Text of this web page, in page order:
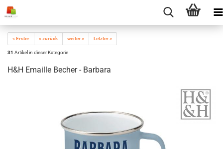
« Erster « zurück weiter » Letzter »
31 Artikel in dieser Kategorie
H&H Emaille Becher - Barbara